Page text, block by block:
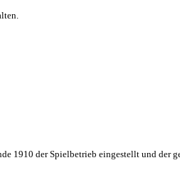
1910 der Spielbetrieb eingestellt und der